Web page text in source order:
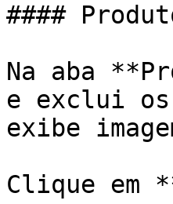
####
Na aba
e exclui
exibe
Clique em